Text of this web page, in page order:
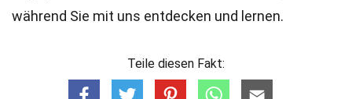
während Sie mit uns entdecken und lernen.
Teile diesen Fakt: